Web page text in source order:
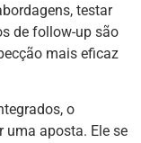
testar
de follow-up são
mais eficaz
o
uma aposta. Ele se